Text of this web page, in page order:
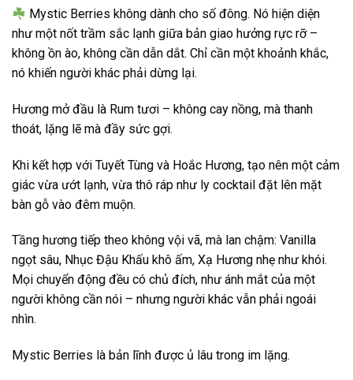
Mystic Berries không dành cho số đông. Nó hiện diện
như một nốt trầm sắc lạnh giữa bản giao hưởng rực rỡ –
không ồn ào, không cần dẫn dắt. Chỉ cần một khoảnh khắc,
nó khiến người khác phải dừng lại.
Hương mở đầu là Rum tươi – không cay nồng, mà thanh
thoát, lặng lẽ mà đầy sức gợi.
Khi kết hợp với Tuyết Tùng và Hoắc Hương, tạo nên một cảm
giác vừa ướt lạnh, vừa thô ráp như ly cocktail đặt lên mặt
bàn gỗ vào đêm muộn.
Tầng hương tiếp theo không vội vã, mà lan chậm: Vanilla
ngọt sâu, Nhục Đậu Khấu khô ấm, Xạ Hương nhẹ như khói.
Mọi chuyển động đều có chủ đích, như ánh mắt của một
người không cần nói – nhưng người khác vẫn phải ngoái
nhìn.
Mystic Berries là bản lĩnh được ủ lâu trong im lặng.